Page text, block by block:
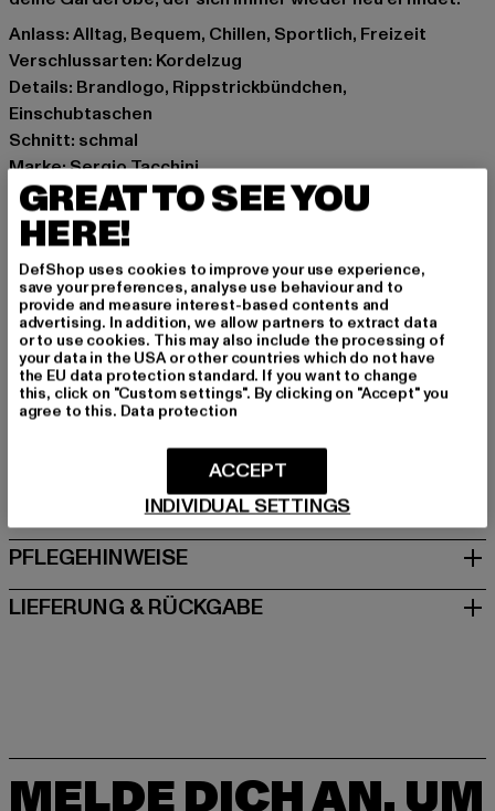
Anlass: Alltag, Bequem, Chillen, Sportlich, Freizeit
Verschlussarten: Kordelzug
Details: Brandlogo, Rippstrickbündchen,
Einschubtaschen
Schnitt: schmal
Marke: Sergio Tacchini
Kat.: Jogginghosen
Farbe: beige
Hersteller Farbe: latte/maritime blue
Materialzusammensetzung: 60% Polyester, 40%
Baumwolle
Art.Nr: STM21141-19447
Hersteller: Movin SARL |help@sergiotacchini.com
RN8 Quartier Rousselot 975 Terre de Granace | 13400
GRÖSSE & PASSFORM
PFLEGEHINWEISE
LIEFERUNG & RÜCKGABE
MELDE DICH AN, UM
GREAT TO SEE YOU
HERE!
DefShop uses cookies to improve your use experience,
save your preferences, analyse use behaviour and to
provide and measure interest-based contents and
advertising. In addition, we allow partners to extract data
or to use cookies. This may also include the processing of
your data in the USA or other countries which do not have
the EU data protection standard. If you want to change
this, click on "Custom settings". By clicking on "Accept" you
agree to this. Data protection
INDIVIDUAL SETTINGS
ACCEPT